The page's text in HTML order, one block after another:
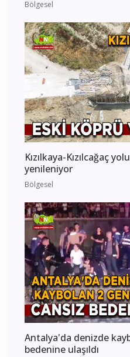
Bölgesel
Kızılkaya-Kızılcağaç
yenileniyor
Bölgesel
Antalya'da denizde
bedenine ulaşıldı